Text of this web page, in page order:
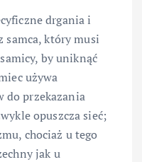
drgania i
samca, który musi
by uniknąć
używa
do przekazania
opuszcza sieć;
chociaż u tego
jak u